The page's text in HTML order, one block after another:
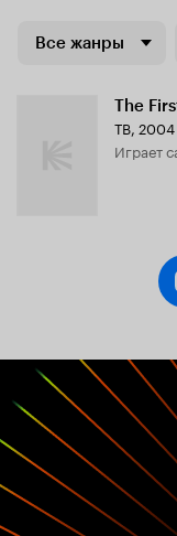
Все жанры
The
ТВ, 2004